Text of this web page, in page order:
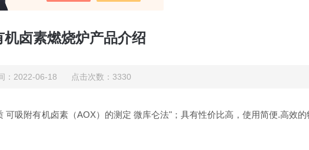
机卤素燃烧炉产品介绍
：2022-06-18 点击次数：3330
可吸附有机卤素（AOX）的测定 微库仑法"；具有性价比高，使用简便.高效